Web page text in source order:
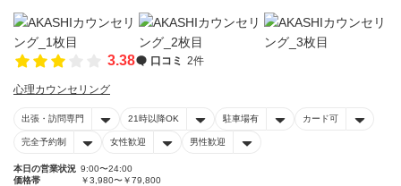
3.38 口コミ 2件
心理カウンセリング
出張・訪問専門 21時以降OK 駐車場有 カード可
完全予約制 女性歓迎 男性歓迎
本日の営業状況 9:00〜24:00
価格帯
￥3,980〜￥79,800